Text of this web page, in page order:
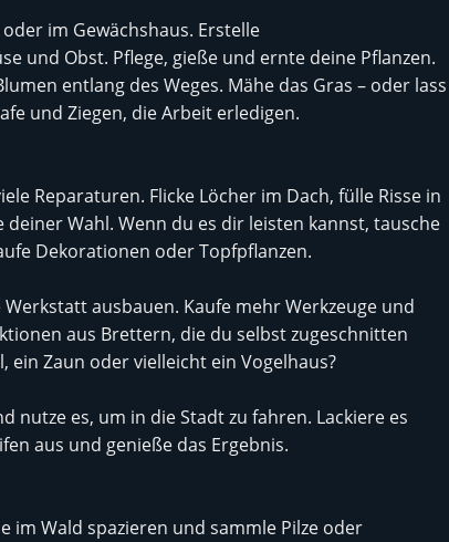
im Gewächshaus. Erstelle
und Obst. Pflege, gieße und ernte deine Pflanzen.
entlang des Weges. Mähe das Gras – oder lass
und Ziegen, die Arbeit erledigen.
Reparaturen. Flicke Löcher im Dach, fülle Risse in
Wahl. Wenn du es dir leisten kannst, tausche
Dekorationen oder Topfpflanzen.
ausbauen. Kaufe mehr Werkzeuge und
aus Brettern, die du selbst zugeschnitten
ein Zaun oder vielleicht ein Vogelhaus?
nutze es, um in die Stadt zu fahren. Lackiere es
aus und genieße das Ergebnis.
im Wald spazieren und sammle Pilze oder